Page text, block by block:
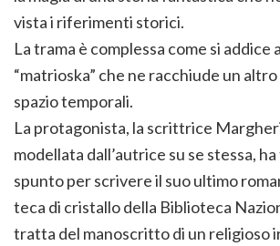
vista i riferimenti storici.
La trama è complessa come si addice
“matrioska” che ne racchiude un
spazio temporali.
La protagonista, la scrittrice
modellata dall’autrice su se stessa,
spunto per scrivere il suo ultimo
teca di cristallo della Biblioteca
tratta del manoscritto di un religioso